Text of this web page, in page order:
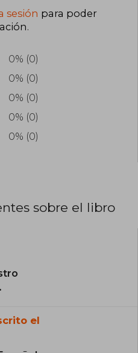
sesión para poder
.
0% (0)
0% (0)
0% (0)
0% (0)
0% (0)
sobre el libro
el